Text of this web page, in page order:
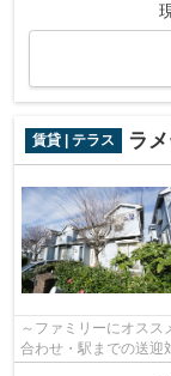
賃貸 | テラス ラ
～ファミリーにオス
合わせ・駅までの送迎